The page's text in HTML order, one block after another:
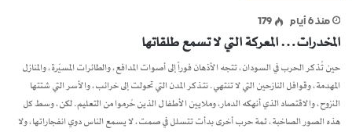
منذ 6 أيام 179
المخدرات… المعركة التي لا تسمع طلقاتها
حين تُذكر الحرب في السودان، تتجه الأذهان فوراً إلى أصوات المدافع، والطائرات المسيّرة، والمنازل
المهدمة، وقوافل النازحين التي لا تنتهي. نتذكر المدن التي تحولت إلى خرائب، والأسر التي شتتها
النزوح، والاقتصاد الذي أنهكه الدمار، وملايين الأطفال الذين حُرموا من التعليم. لكن، وسط كل
هذه الصور الصاخبة، ثمة حرب أخرى بدأت تتسلل في صمت، لا يسمع الناس دوي انفجاراتها، ولا